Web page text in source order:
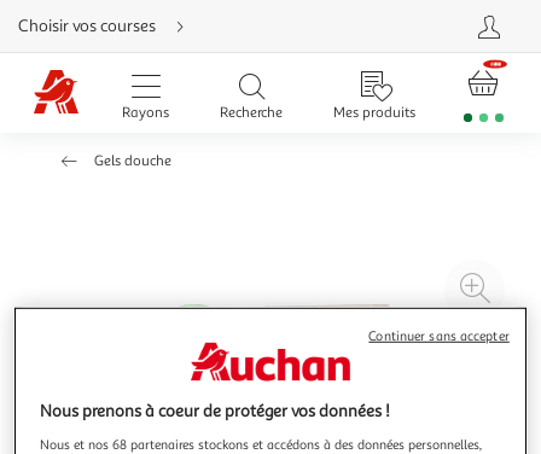
Aller
directement
au
contenu
Aller
directement
Aller
Choisir vos courses
Rayons Recherche Mes produits
Gels douche
à
Nous prenons à coeur de protéger vos données !
Nous et nos 68 partenaires stockons et accédons à des données personnelles,
Continuer sans accepter